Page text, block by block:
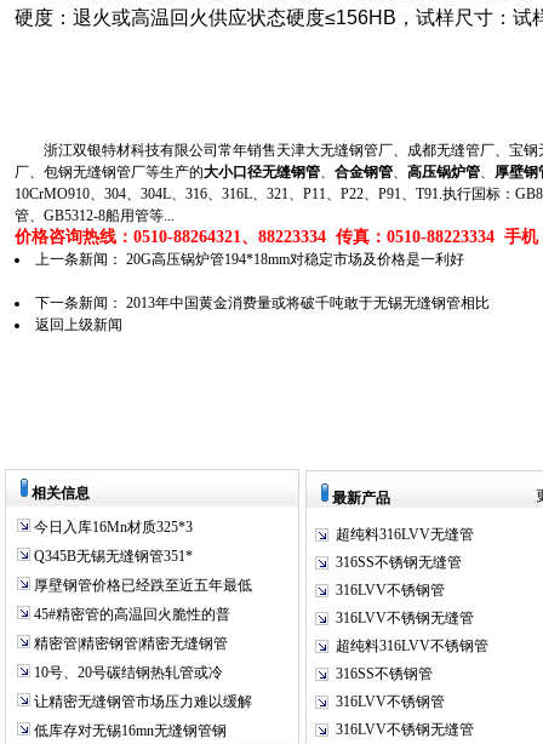
硬度：退火或高温回火供应状态硬度≤156HB，试样尺寸：试
浙江双银特材科技有限公司常年销售天津大无缝钢管厂、成都无缝管厂、宝钢
厂、包钢无缝钢管厂等生产的大小口径无缝钢管、 合金钢管、 高压锅炉管、
厚壁钢
10CrMO910、304、304L、316、316L、321、P11、P22、P91、T91.执行国标：
管、GB5312-8船用管等...
价格咨询热线：0510-88264321、88223334 传真：0510-88223334 手机
上一条新闻： 20G高压锅炉管194*18mm对稳定市场及价格是一利好
下一条新闻： 2013年中国黄金消费量或将破千吨敢于无锡无缝钢管相比
返回上级新闻
相关信息
今日入库16Mn材质325*3
Q345B无锡无缝钢管351*
厚壁钢管价格已经跌至近五年最低
45#精密管的高温回火脆性的普
精密管|精密钢管|精密无缝钢管
10号、20号碳结钢热轧管或冷
让精密无缝钢管市场压力难以缓解
低库存对无锡16mn无缝钢管钢
最新产品
超纯料316LVV无缝管
316SS不锈钢无缝管
316LVV不锈钢管
316LVV不锈钢无缝管
超纯料316LVV不锈钢管
316SS不锈钢管
316LVV不锈钢管
316LVV不锈钢无缝管